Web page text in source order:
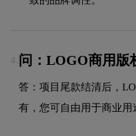
4. 问：LOGO商用版
答：项目尾款结清后，
有，您可自由用于商业用